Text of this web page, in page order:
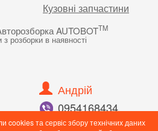
Кузовні запчастини
AUTOBOTTM
розборки в наявності
Андрій
0954168434
0969894390
cookies та сервіс збору технічних даних